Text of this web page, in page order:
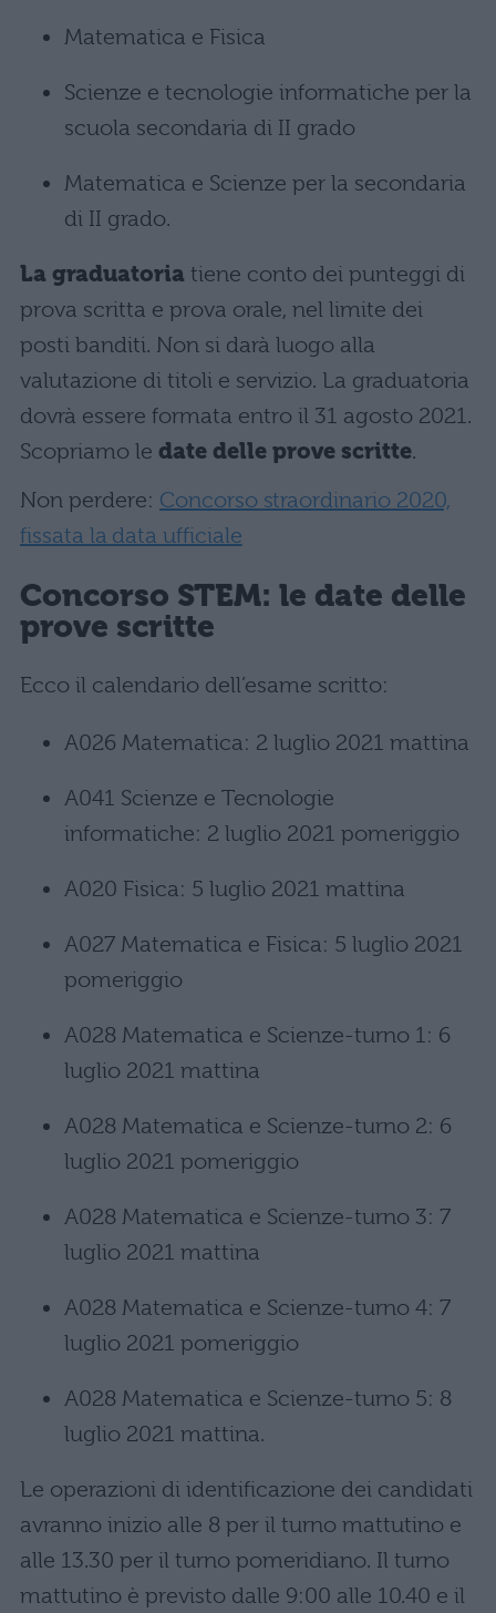
Matematica e Fisica
Scienze e tecnologie informatiche per la
scuola secondaria di II grado
Matematica e Scienze per la secondaria
di II grado.
La graduatoria tiene conto dei punteggi di
prova scritta e prova orale, nel limite dei
posti banditi. Non si darà luogo alla
valutazione di titoli e servizio. La graduatoria
dovrà essere formata entro il 31 agosto 2021.
Scopriamo le date delle prove scritte.
Non perdere: Concorso straordinario 2020,
fissata la data ufficiale
Concorso STEM: le date delle
prove scritte
Ecco il calendario dell’esame scritto:
A026 Matematica: 2 luglio 2021 mattina
A041 Scienze e Tecnologie
informatiche: 2 luglio 2021 pomeriggio
A020 Fisica: 5 luglio 2021 mattina
A027 Matematica e Fisica: 5 luglio 2021
pomeriggio
A028 Matematica e Scienze-turno 1: 6
luglio 2021 mattina
A028 Matematica e Scienze-turno 2: 6
luglio 2021 pomeriggio
A028 Matematica e Scienze-turno 3: 7
luglio 2021 mattina
A028 Matematica e Scienze-turno 4: 7
luglio 2021 pomeriggio
A028 Matematica e Scienze-turno 5: 8
luglio 2021 mattina.
Le operazioni di identificazione dei candidati
avranno inizio alle 8 per il turno mattutino e
alle 13.30 per il turno pomeridiano. Il turno
mattutino è previsto dalle 9:00 alle 10.40 e il